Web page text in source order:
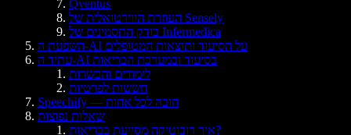
Qventus
העוזרת הווירטואלית של Sensely
בודק התסמינים של Infermedica
השפעת ה-AI על הסיעוד ותוצאות המטופלים
עתיד ה-AI בסיעוד ובמערכת הבריאות
לימודים והכשרות
חששות לפרטיות
Speechify — חובה לכל אחות
שאלות נפוצות
איך רובוטיקה מסייעת בבריאות?